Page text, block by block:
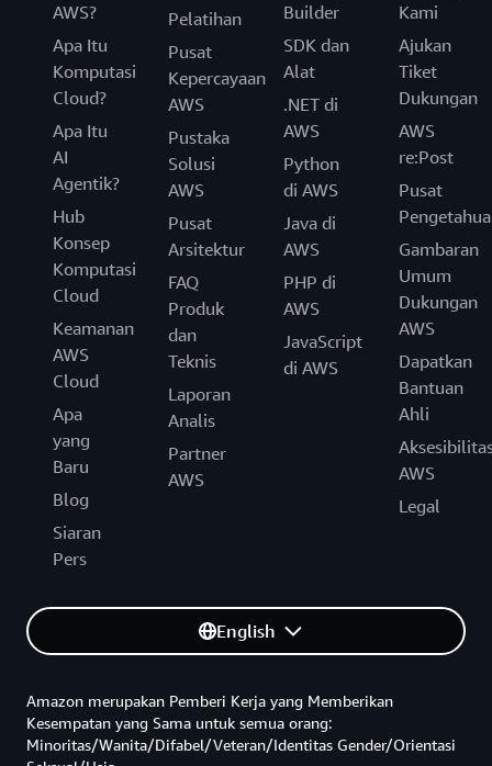
AWS?
Apa Itu
Komputasi
Cloud?
Apa Itu
AI
Agentik?
Hub
Konsep
Komputasi
Cloud
Keamanan
AWS
Cloud
Apa
yang
Baru
Blog
Siaran
Pers
Pelatihan
Pusat
Kepercayaan
AWS
Pustaka
Solusi
AWS
Pusat
Arsitektur
FAQ
Produk
dan
Teknis
Laporan
Analis
Partner
AWS
Builder
SDK dan
Alat
.NET di
AWS
Python
di AWS
Java di
AWS
PHP di
AWS
JavaScript
di AWS
Kami
Ajukan
Tiket
Dukungan
AWS
re:Post
Pusat
Gambaran
Umum
Dukungan
AWS
Dapatkan
Bantuan
Ahli
AWS
Legal
English
Amazon merupakan Pemberi Kerja yang Memberikan
Kesempatan yang Sama untuk semua orang:
Minoritas/Wanita/Difabel/Veteran/Identitas Gender/Orientasi